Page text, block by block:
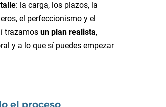
: la carga, los plazos, la
el perfeccionismo y el
trazamosun plan realista,
y a lo que sí puedes empezar